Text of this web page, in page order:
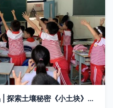
2019优秀生态环境宣传产品 | 探索土壤秘密《小土块》AR绘本与VR教学软件